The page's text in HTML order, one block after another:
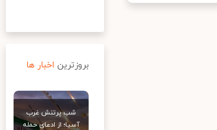
بروزترین اخبار ها
شب پرتنش غرب
آسیا؛ از ادعای حمله